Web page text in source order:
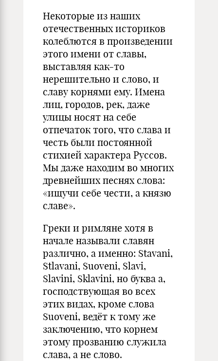
Некоторые из наших
отечественных историков
колеблются в произведении
этого имени от славы,
выставляя как-то
нерешительно и слово, и
славу корнями ему. Имена
лиц, городов, рек, даже
улицы носят на себе
отпечаток того, что слава и
честь были постоянной
стихией характера Руссов.
Мы даже находим во многих
древнейших песнях слова:
«ищучи себе чести, а князю
славе».
Греки и римляне хотя в
начале называли славян
различно, а именно: Stavani,
Stlavani, Suoveni, Slavi,
Slavini, Sklavini, но буква а,
господствующая во всех
этих видах, кроме слова
Suoveni, ведёт к тому же
заключению, что корнем
этому прозванию служила
слава, а не слово.